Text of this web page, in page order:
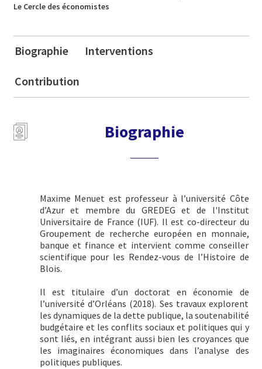
Le Cercle des économistes
Biographie Interventions
Contribution
Biographie
Maxime Menuet est professeur à l’université Côte
d’Azur et membre du GREDEG et de l'Institut
Universitaire de France (IUF). Il est co-directeur du
Groupement de recherche européen en monnaie,
banque et finance et intervient comme conseiller
scientifique pour les Rendez-vous de l’Histoire de
Blois.
Il est titulaire d’un doctorat en économie de
l’université d’Orléans (2018). Ses travaux explorent
les dynamiques de la dette publique, la soutenabilité
budgétaire et les conflits sociaux et politiques qui y
sont liés, en intégrant aussi bien les croyances que
les imaginaires économiques dans l’analyse des
politiques publiques.